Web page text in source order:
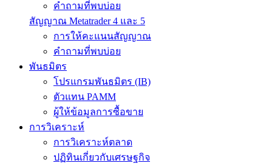
คำถามที่พบบ่อย
สัญญาณ Metatrader 4 และ 5
การให้คะแนนสัญญาณ
คำถามที่พบบ่อย
พันธมิตร
โปรแกรมพันธมิตร (IB)
ตัวแทน PAMM
ผู้ให้ข้อมูลการซื้อขาย
การวิเคราะห์
การวิเคราะห์ตลาด
ปฏิทินเกี่ยวกับเศรษฐกิจ